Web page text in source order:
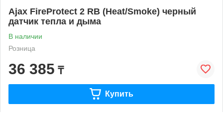
Ajax FireProtect 2 RB (Heat/Smoke) черный
датчик тепла и дыма
В наличии
Розница
36 385 ₸
Купить